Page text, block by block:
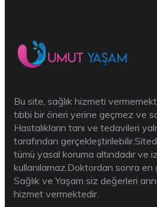
Bu site, sağlık hizmeti
tıbbi bir öneri yerine geçmez ve
Hastalıkların tanı ve tedavileri
tarafından
tümü yasal koruma altındadır ve
kullanılamaz.Doktordan sonra en
Sağlık ve Yaşam siz değerleri
hizmet vermektedir.